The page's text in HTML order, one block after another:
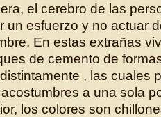
el cerebro de las
un esfuerzo y no actuar
En estas extrañas
de cemento de
, las cuales
a una sola
los colores son